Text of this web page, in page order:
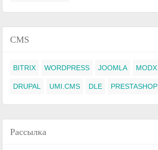
CMS
BITRIX WORDPRESS JOOMLA MODX
DRUPAL UMI.CMS DLE PRESTASHOP
Рассылка